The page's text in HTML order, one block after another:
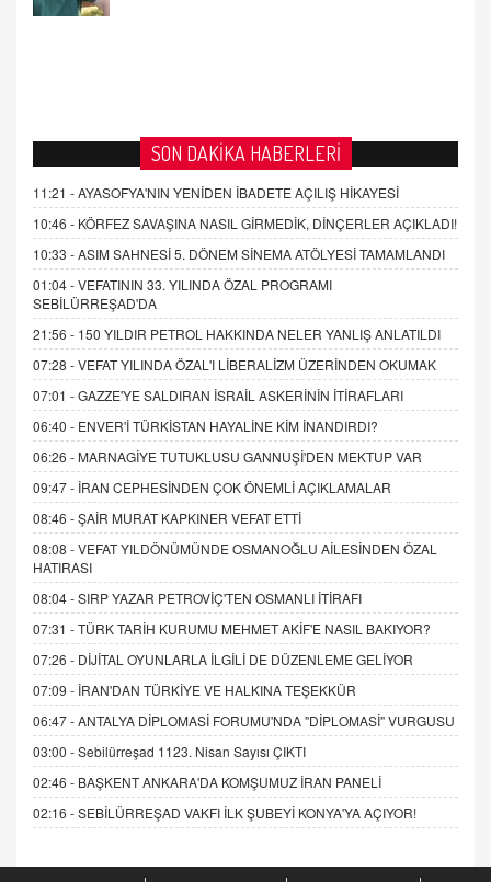
SON DAKİKA HABERLERİ
11:21 -AYASOFYA'NIN YENİDEN İBADETE AÇILIŞ HİKAYESİ
10:46 - KÖRFEZ SAVAŞINA NASIL GİRMEDİK, DİNÇERLER AÇIKLADI!
10:33 -ASIM SAHNESİ 5. DÖNEM SİNEMA ATÖLYESİ TAMAMLANDI
01:04 -VEFATININ 33. YILINDA ÖZAL PROGRAMI
SEBİLÜRREŞAD'DA
21:56 - 150 YILDIR PETROL HAKKINDA NELER YANLIŞ ANLATILDI
07:28 -VEFAT YILINDA ÖZAL'I LİBERALİZM ÜZERİNDEN OKUMAK
07:01 -GAZZE'YE SALDIRAN İSRAİL ASKERİNİN İTİRAFLARI
06:40 - ENVER'İ TÜRKİSTAN HAYALİNE KİM İNANDIRDI?
06:26 - MARNAGİYE TUTUKLUSU GANNUŞİ'DEN MEKTUP VAR
09:47 - İRAN CEPHESİNDEN ÇOK ÖNEMLİ AÇIKLAMALAR
08:46 -ŞAİR MURAT KAPKINER VEFAT ETTİ
08:08 -VEFAT YILDÖNÜMÜNDE OSMANOĞLU AİLESİNDEN ÖZAL
HATIRASI
08:04 -SIRP YAZAR PETROVİÇ'TEN OSMANLI İTİRAFI
07:31 -TÜRK TARİH KURUMU MEHMET AKİF'E NASIL BAKIYOR?
07:26 - DİJİTAL OYUNLARLA İLGİLİ DE DÜZENLEME GELİYOR
07:09 - İRAN'DAN TÜRKİYE VE HALKINA TEŞEKKÜR
06:47 -ANTALYA DİPLOMASİ FORUMU'NDA "DİPLOMASİ" VURGUSU
03:00 -Sebilürreşad 1123. Nisan Sayısı ÇIKTI
02:46 - BAŞKENT ANKARA'DA KOMŞUMUZ İRAN PANELİ
02:16 -SEBİLÜRREŞAD VAKFI İLK ŞUBEYİ KONYA'YA AÇIYOR!